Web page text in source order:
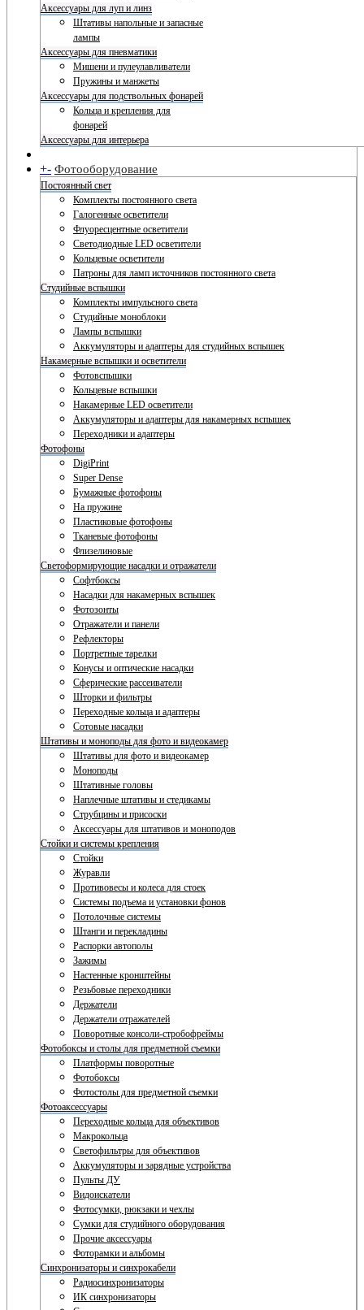
Аксессуары для луп и линз
Штативы напольные и запасные
лампы
Аксессуары для пневматики
Мишени и пулеулавливатели
Пружины и манжеты
Аксессуары для подствольных фонарей
Кольца и крепления для
фонарей
Аксессуары для интерьера
+- Фотооборудование
Постоянный свет
Комплекты постоянного света
Галогенные осветители
Флуоресцентные осветители
Светодиодные LED осветители
Кольцевые осветители
Патроны для ламп источников постоянного света
Студийные вспышки
Комплекты импульсного света
Студийные моноблоки
Лампы вспышки
Аккумуляторы и адаптеры для студийных вспышек
Накамерные вспышки и осветители
Фотовспышки
Кольцевые вспышки
Накамерные LED осветители
Аккумуляторы и адаптеры для накамерных вспышек
Переходники и адаптеры
Фотофоны
DigiPrint
Super Dense
Бумажные фотофоны
На пружине
Пластиковые фотофоны
Тканевые фотофоны
Флизелиновые
Светоформирующие насадки и отражатели
Софтбоксы
Насадки для накамерных вспышек
Фотозонты
Отражатели и панели
Рефлекторы
Портретные тарелки
Конусы и оптические насадки
Сферические рассеиватели
Шторки и фильтры
Переходные кольца и адаптеры
Сотовые насадки
Штативы и моноподы для фото и видеокамер
Штативы для фото и видеокамер
Моноподы
Штативные головы
Наплечные штативы и стедикамы
Струбцины и присоски
Аксессуары для штативов и моноподов
Стойки и системы крепления
Стойки
Журавли
Противовесы и колеса для стоек
Системы подъема и установки фонов
Потолочные системы
Штанги и перекладины
Распорки автополы
Зажимы
Настенные кронштейны
Резьбовые переходники
Держатели
Держатели отражателей
Поворотные консоли-стробофреймы
Фотобоксы и столы для предметной съемки
Платформы поворотные
Фотобоксы
Фотостолы для предметной съемки
Фотоаксессуары
Переходные кольца для объективов
Макрокольца
Светофильтры для объективов
Аккумуляторы и зарядные устройства
Пульты ДУ
Видоискатели
Фотосумки, рюкзаки и чехлы
Сумки для студийного оборудования
Прочие аксессуары
Фоторамки и альбомы
Синхронизаторы и синхрокабели
Радиосинхронизаторы
ИК синхронизаторы